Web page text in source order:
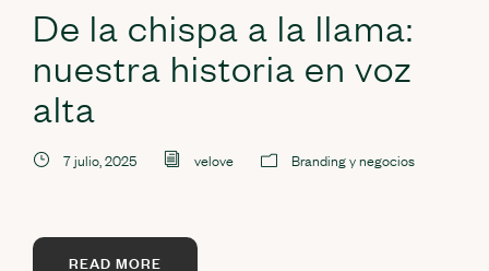
De la chispa a la llama:
nuestra historia en voz
alta
7 julio, 2025 velove Branding y negocios
READ MORE